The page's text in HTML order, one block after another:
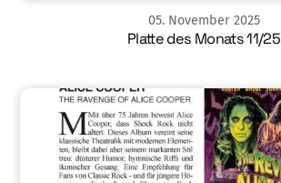
05. November 2025
Platte des Monats 11/25